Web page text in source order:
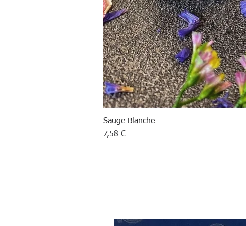
Sauge Blanche
Prix
7,58 €